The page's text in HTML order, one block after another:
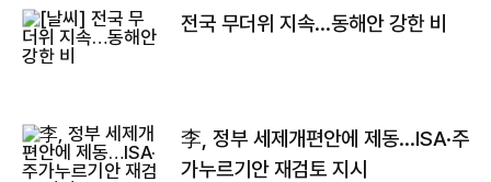
전국 무더위 지속…동해안 강한 비
李, 정부 세제개편안에 제동…ISA·주
가누르기안 재검토 지시